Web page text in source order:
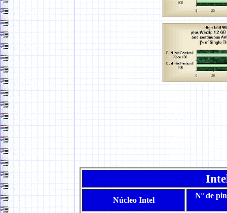
Núcleo Intel
Nº de